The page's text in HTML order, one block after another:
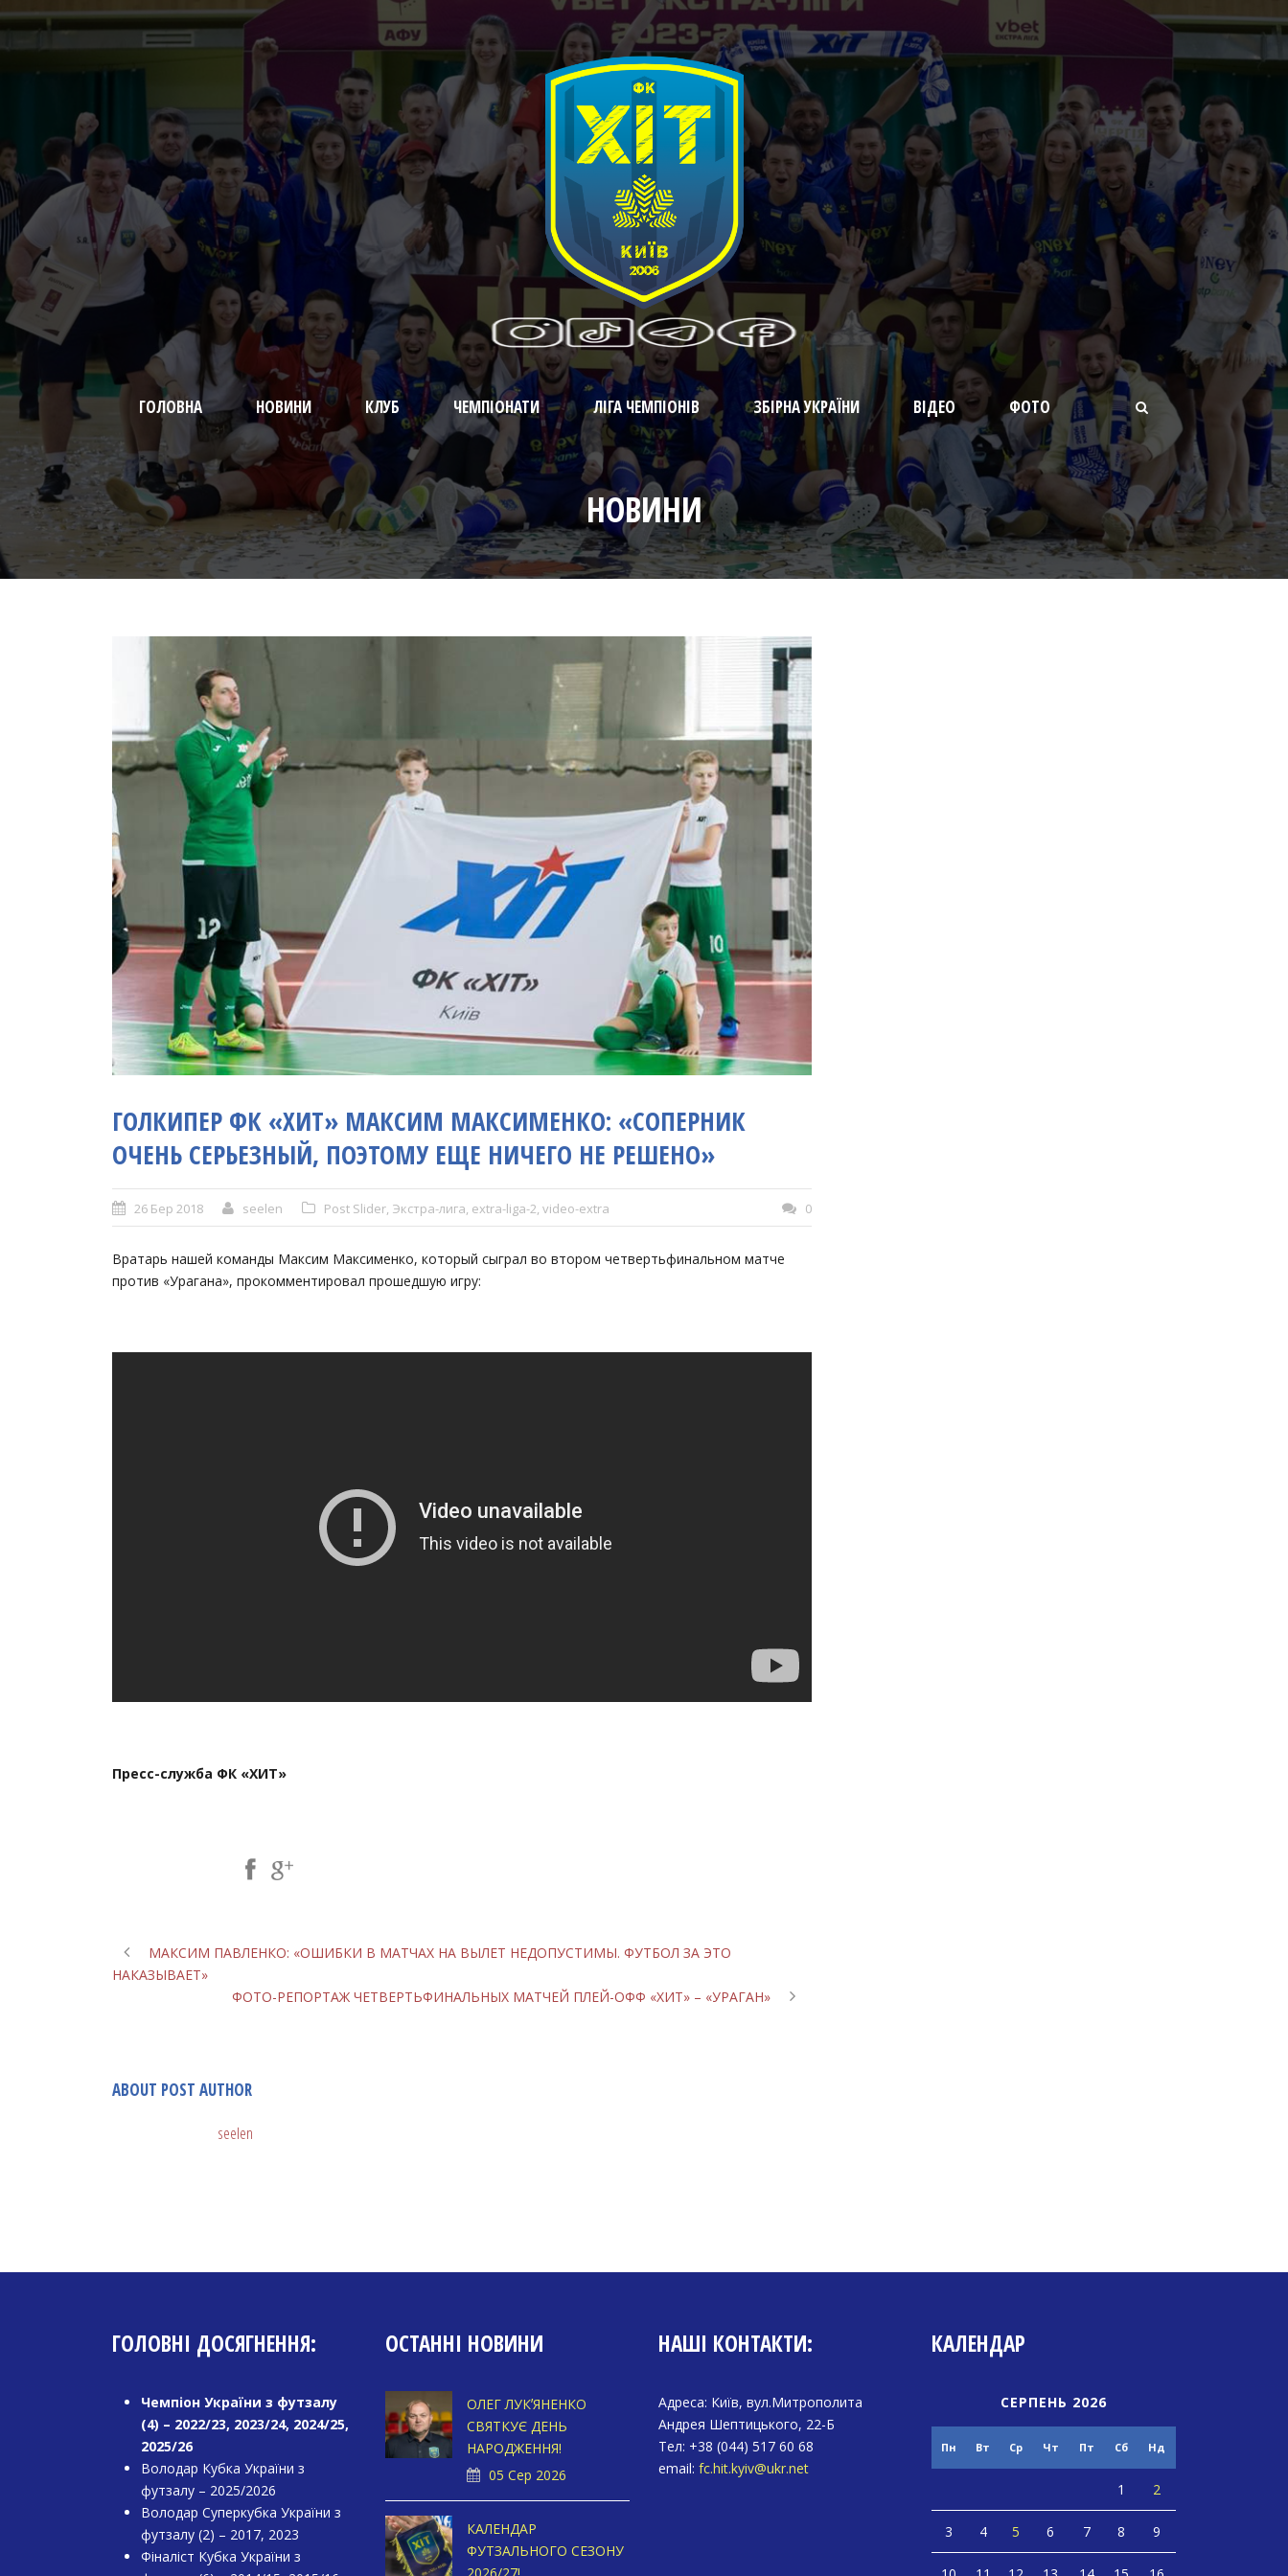
ГОЛОВНА НОВИНИ КЛУБ ЧЕМПІОНАТИ ЛІГА ЧЕМПІОНІВ ЗБІРНА УКРАЇНИ ВІДЕО ФОТО
НОВИНИ
ГОЛКИПЕР ФК «ХИТ» МАКСИМ МАКСИМЕНКО: «СОПЕРНИК
ОЧЕНЬ СЕРЬЕЗНЫЙ, ПОЭТОМУ ЕЩЕ НИЧЕГО НЕ РЕШЕНО»
26 Бер 2018 seelen Post Slider, Экстра-лига, extra-liga-2, video-extra 0
Вратарь нашей команды Максим Максименко, который сыграл во втором четвертьфинальном матче
против «Урагана», прокомментировал прошедшую игру:
Пресс-служба ФК «ХИТ»
МАКСИМ ПАВЛЕНКО: «ОШИБКИ В МАТЧАХ НА ВЫЛЕТ НЕДОПУСТИМЫ. ФУТБОЛ ЗА ЭТО
НАКАЗЫВАЕТ»
ФОТО-РЕПОРТАЖ ЧЕТВЕРТЬФИНАЛЬНЫХ МАТЧЕЙ ПЛЕЙ-ОФФ «ХИТ» – «УРАГАН»
ABOUT POST AUTHOR
seelen
ГОЛОВНІ ДОСЯГНЕННЯ:
Чемпіон України з футзалу
(4) – 2022/23, 2023/24, 2024/25,
2025/26
Володар Кубка України з
футзалу – 2025/2026
Володар Суперкубка України з
футзалу (2) – 2017, 2023
Фіналіст Кубка України з
ОСТАННІ НОВИНИ
ОЛЕГ ЛУКʼЯНЕНКО
СВЯТКУЄ ДЕНЬ
НАРОДЖЕННЯ!
05 Сер 2026
КАЛЕНДАР
ФУТЗАЛЬНОГО СЕЗОНУ
НАШІ КОНТАКТИ:
Адреса: Київ, вул.Митрополита
Андрея Шептицького, 22-Б
Тел: +38 (044) 517 60 68
email: fc.hit.kyiv@ukr.net
КАЛЕНДАР
СЕРПЕНЬ 2026
Пн Вт Ср Чт Пт Сб Нд
1 2
3 4 5 6 7 8 9